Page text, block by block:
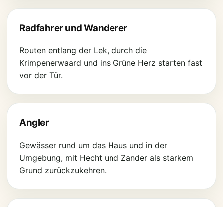
Radfahrer und Wanderer
Routen entlang der Lek, durch die
Krimpenerwaard und ins Grüne Herz starten fast
vor der Tür.
Angler
Gewässer rund um das Haus und in der
Umgebung, mit Hecht und Zander als starkem
Grund zurückzukehren.